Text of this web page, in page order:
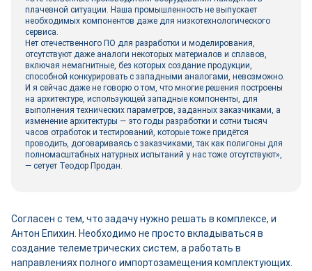
плачевной ситуации. Наша промышленность не выпускает
необходимых компонентов даже для низкотехнологического
сервиса.
Нет отечественного ПО для разработки и моделирования,
отсутствуют даже аналоги некоторых материалов и сплавов,
включая немагнитные, без которых создание продукции,
способной конкурировать с западными аналогами, невозможно.
И я сейчас даже не говорю о том, что многие решения построены
на архитектуре, использующей западные компоненты, для
выполнения технических параметров, заданных заказчиками, а
изменение архитектуры — это годы разработки и сотни тысяч
часов отработок и тестирований, которые тоже придётся
проводить, договариваясь с заказчиками, так как полигоны для
полномасштабных натурных испытаний у нас тоже отсутствуют»,
— сетует Теодор Продан.
Согласен с тем, что задачу нужно решать в комплексе, и
Антон Епихин. Необходимо не просто вкладываться в
создание телеметрических систем, а работать в
направлениях полного импортозамещения комплектующих.